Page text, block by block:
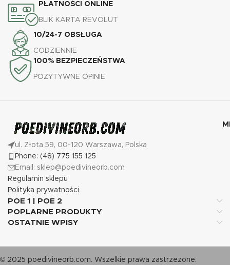
PŁATNOŚCI ONLINE
BLIK KARTA REVOLUT
10/24-7 OBSŁUGA
CODZIENNIE
100% BEZPIECZEŃSTWA
POZYTYWNE OPINIE
ul. Złota 59, 00-120 Warszawa, Polska
Phone: (48) 775 155 125
Email: sklep@poedivineorb.com
Regulamin sklepu
Polityka prywatności
POE 1 | POE 2
POPLARNE PRODUKTY
OSTATNIE WPISY
© 2025 poedivineorb.com. Wszelkie prawa zastrzeżone.